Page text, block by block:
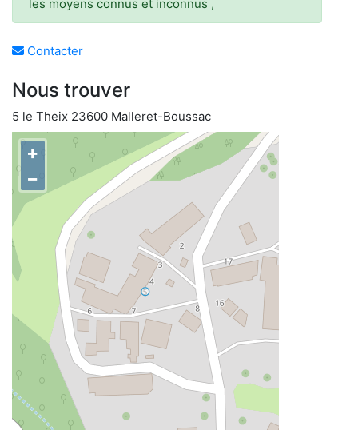
les moyens connus et inconnus ,
Contacter
Nous trouver
5 le Theix 23600 Malleret-Boussac
+
−